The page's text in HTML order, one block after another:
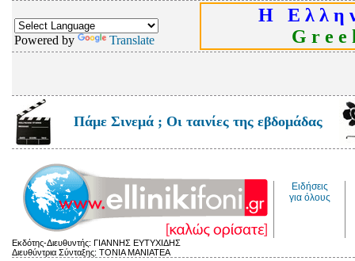
Powered by Translate
Η Ε λ λ η
G r e e
Πάμε Σινεμά ; Οι ταινίες της εβδομάδας
Ειδήσεις
για όλους
Εκδότης-Διευθυντής: ΓΙΑΝΝΗΣ ΕΥΤΥΧΙΔΗΣ
Διευθύντρια Σύνταξης: ΤΟΝΙΑ ΜΑΝΙΑΤΕΑ